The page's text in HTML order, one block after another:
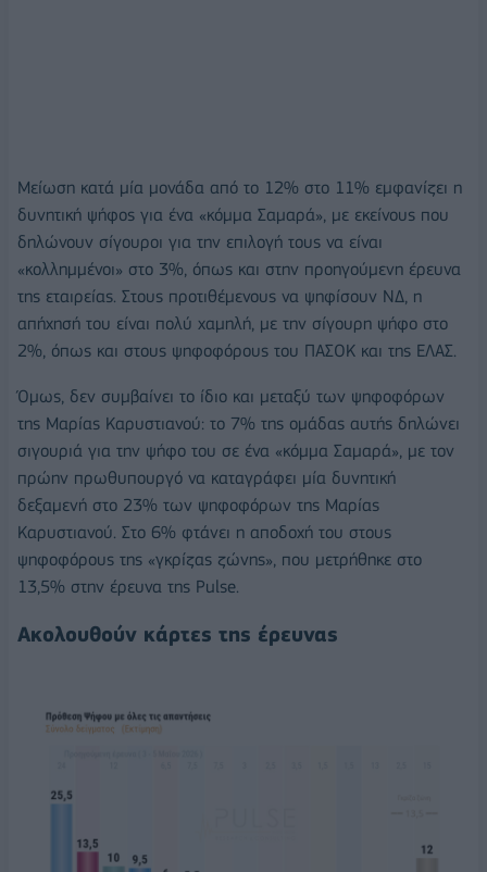
Μείωση κατά μία μονάδα από το 12% στο 11% εμφανίζει η
δυνητική ψήφος για ένα «κόμμα Σαμαρά», με εκείνους που
δηλώνουν σίγουροι για την επιλογή τους να είναι
«κολλημμένοι» στο 3%, όπως και στην προηγούμενη έρευνα
της εταιρείας. Στους προτιθέμενους να ψηφίσουν ΝΔ, η
απήχησή του είναι πολύ χαμηλή, με την σίγουρη ψήφο στο
2%, όπως και στους ψηφοφόρους του ΠΑΣΟΚ και της ΕΛΑΣ.
Όμως, δεν συμβαίνει το ίδιο και μεταξύ των ψηφοφόρων
της Μαρίας Καρυστιανού: το 7% της ομάδας αυτής δηλώνει
σιγουριά για την ψήφο του σε ένα «κόμμα Σαμαρά», με τον
πρώην πρωθυπουργό να καταγράφει μία δυνητική
δεξαμενή στο 23% των ψηφοφόρων της Μαρίας
Καρυστιανού. Στο 6% φτάνει η αποδοχή του στους
ψηφοφόρους της «γκρίζας ζώνης», που μετρήθηκε στο
13,5% στην έρευνα της Pulse.
Ακολουθούν κάρτες της έρευνας